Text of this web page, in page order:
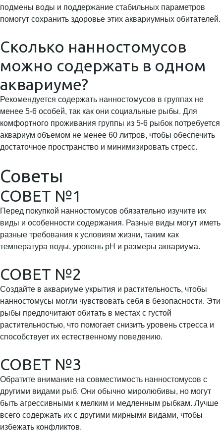
подмены воды и поддержание стабильных параметров
помогут сохранить здоровье этих аквариумных обитателей.
Сколько нанностомусов
можно содержать в одном
аквариуме?
Рекомендуется содержать нанностомусов в группах не
менее 5-6 особей, так как они социальные рыбы. Для
комфортного проживания группы из 5-6 рыбок потребуется
аквариум объемом не менее 60 литров, чтобы обеспечить
достаточное пространство и минимизировать стресс.
Советы
СОВЕТ №1
Перед покупкой нанностомусов обязательно изучите их
виды и особенности содержания. Разные виды могут иметь
разные требования к условиям жизни, таким как
температура воды, уровень pH и размеры аквариума.
СОВЕТ №2
Создайте в аквариуме укрытия и растительность, чтобы
нанностомусы могли чувствовать себя в безопасности. Эти
рыбы предпочитают обитать в местах с густой
растительностью, что помогает снизить уровень стресса и
способствует их естественному поведению.
СОВЕТ №3
Обратите внимание на совместимость нанностомусов с
другими видами рыб. Они обычно миролюбивы, но могут
быть агрессивными к мелким и медленным рыбкам. Лучше
всего содержать их с другими мирными видами, чтобы
избежать конфликтов.